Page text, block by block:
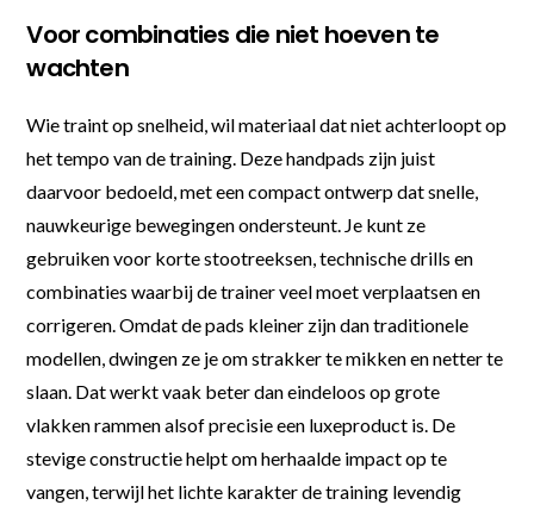
Voor combinaties die niet hoeven te
wachten
Wie traint op snelheid, wil materiaal dat niet achterloopt op
het tempo van de training. Deze handpads zijn juist
daarvoor bedoeld, met een compact ontwerp dat snelle,
nauwkeurige bewegingen ondersteunt. Je kunt ze
gebruiken voor korte stootreeksen, technische drills en
combinaties waarbij de trainer veel moet verplaatsen en
corrigeren. Omdat de pads kleiner zijn dan traditionele
modellen, dwingen ze je om strakker te mikken en netter te
slaan. Dat werkt vaak beter dan eindeloos op grote
vlakken rammen alsof precisie een luxeproduct is. De
stevige constructie helpt om herhaalde impact op te
vangen, terwijl het lichte karakter de training levendig